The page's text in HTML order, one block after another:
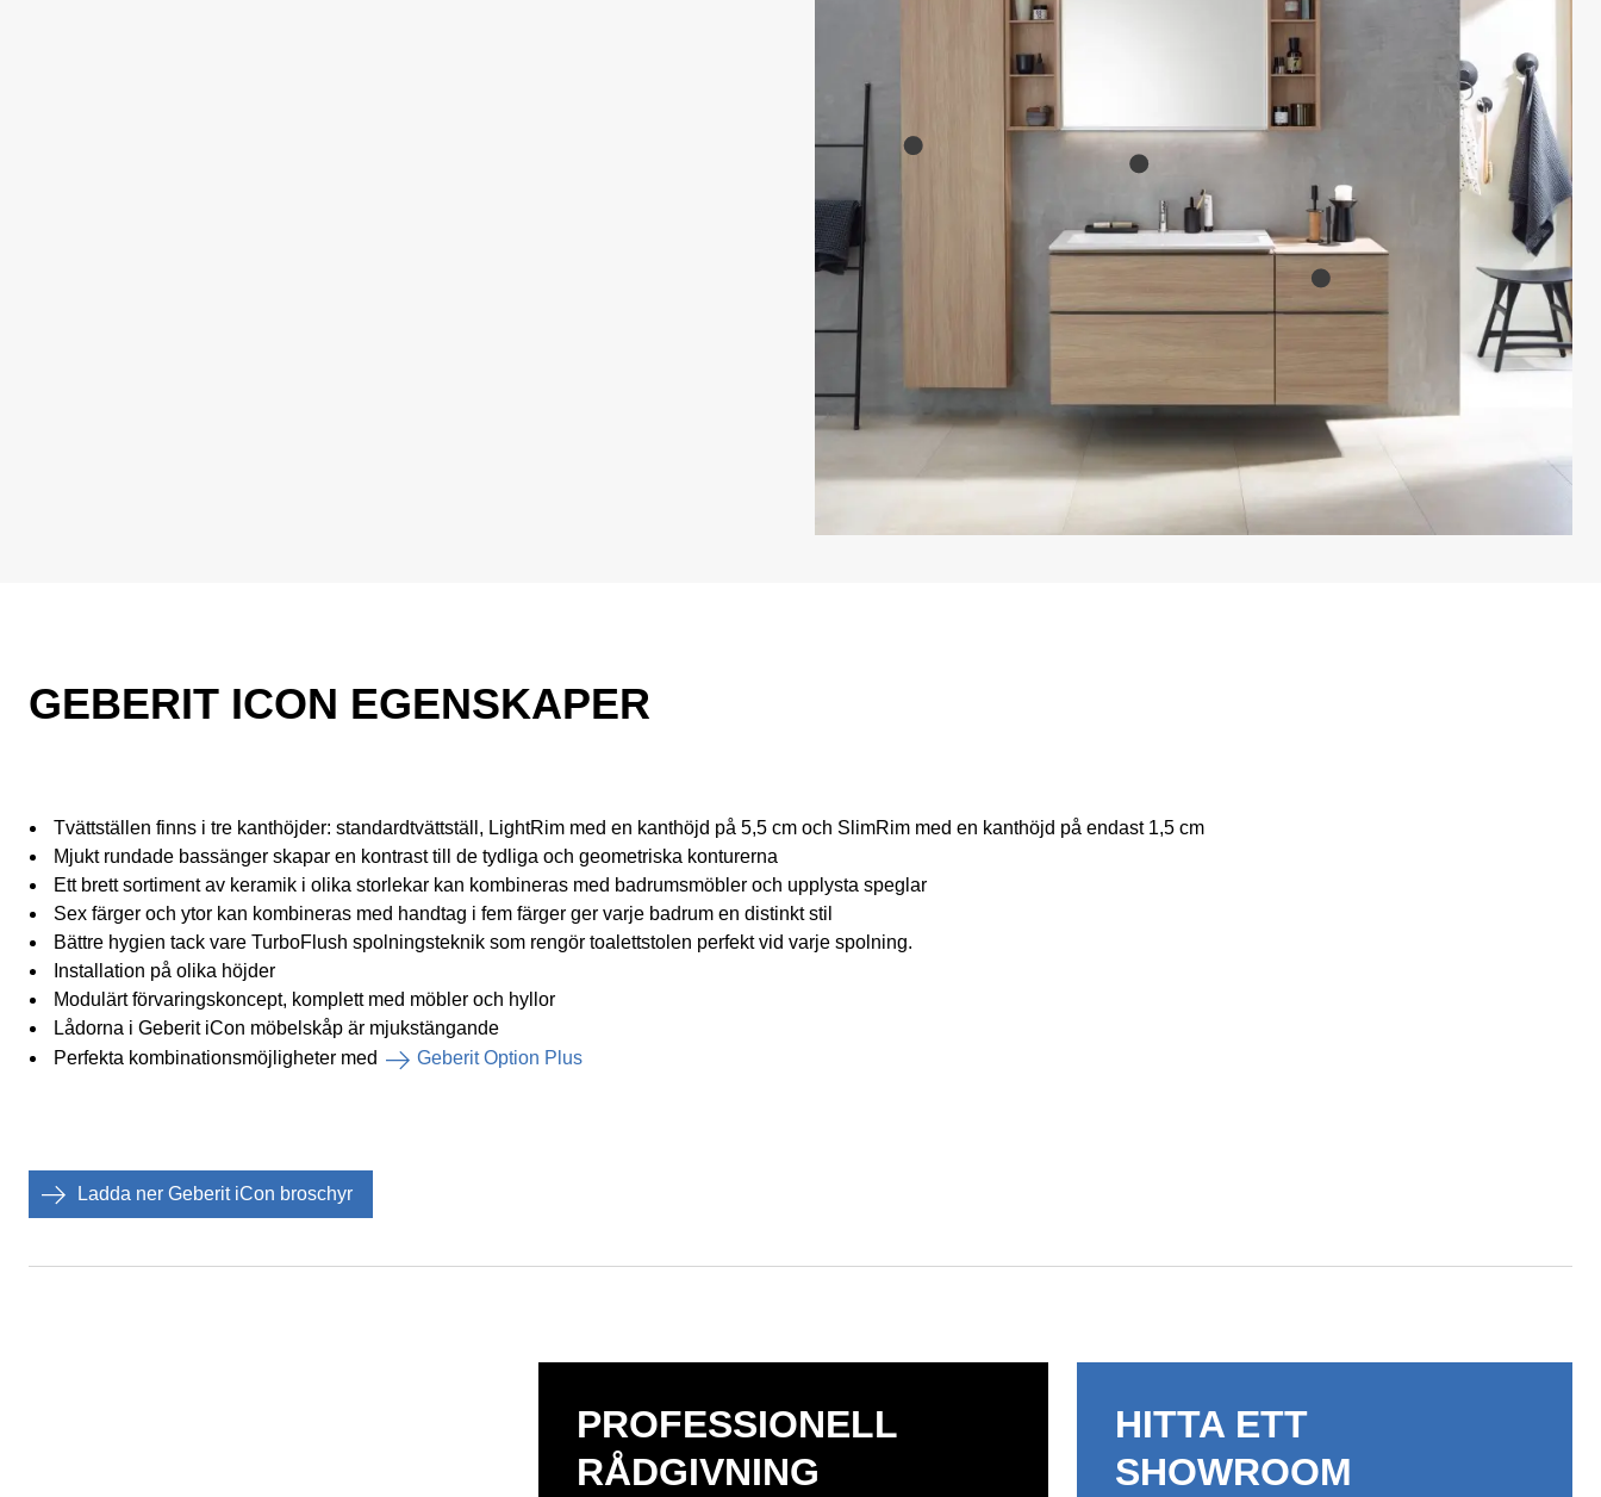
GEBERIT ICON EGENSKAPER
Tvättställen finns i tre kanthöjder: standardtvättställ, LightRim med en kanthöjd på 5,5 cm och SlimRim med en kanthöjd på endast 1,5 cm
Mjukt rundade bassänger skapar en kontrast till de tydliga och geometriska konturerna
Ett brett sortiment av keramik i olika storlekar kan kombineras med badrumsmöbler och upplysta speglar
Sex färger och ytor kan kombineras med handtag i fem färger ger varje badrum en distinkt stil
Bättre hygien tack vare TurboFlush spolningsteknik som rengör toalettstolen perfekt vid varje spolning.
Installation på olika höjder
Modulärt förvaringskoncept, komplett med möbler och hyllor
Lådorna i Geberit iCon möbelskåp är mjukstängande
Perfekta kombinationsmöjligheter med
Geberit Option Plus
Ladda ner Geberit iCon broschyr
PROFESSIONELL
RÅDGIVNING
HITTA ETT
SHOWROOM